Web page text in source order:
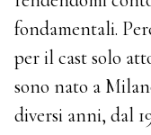
fondamentali.
per il cast solo
sono nato a
diversi anni, dal